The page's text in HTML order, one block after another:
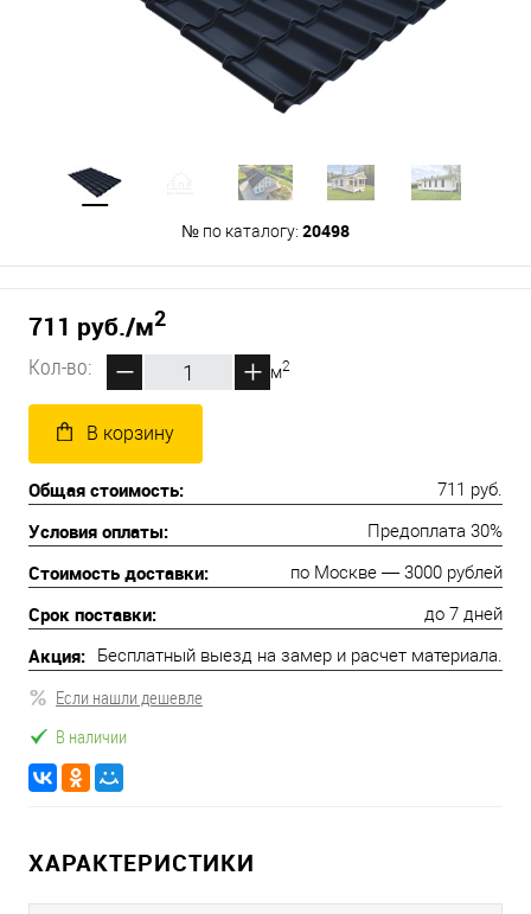
№ по каталогу: 20498
711 руб./м2
Кол-во:
м2
В корзину
Общая стоимость: 711 руб.
Условия оплаты: Предоплата 30%
Стоимость доставки: по Москве — 3000 рублей
Срок поставки: до 7 дней
Акция: Бесплатный выезд на замер и расчет материала.
Если нашли дешевле
В наличии
ХАРАКТЕРИСТИКИ